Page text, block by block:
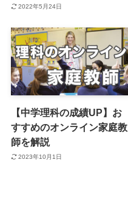
2022年5月24日
【中学理科の成績UP】お
すすめのオンライン家庭教
師を解説
2023年10月1日